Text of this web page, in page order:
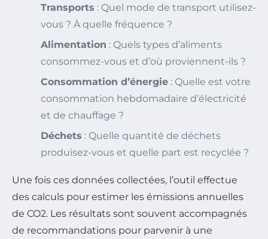
Transports : Quel mode de transport utilisez-
vous ? À quelle fréquence ?
Alimentation : Quels types d’aliments
consommez-vous et d’où proviennent-ils ?
Consommation d’énergie : Quelle est votre
consommation hebdomadaire d’électricité
et de chauffage ?
Déchets : Quelle quantité de déchets
produisez-vous et quelle part est recyclée ?
Une fois ces données collectées, l’outil effectue
des calculs pour estimer les émissions annuelles
de CO2. Les résultats sont souvent accompagnés
de recommandations pour parvenir à une